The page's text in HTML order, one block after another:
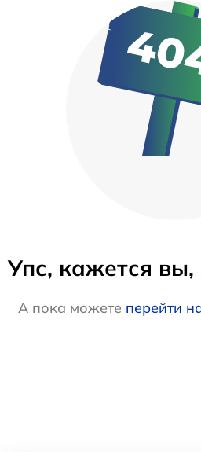
Упс, кажется вы,
А пока можете перейти